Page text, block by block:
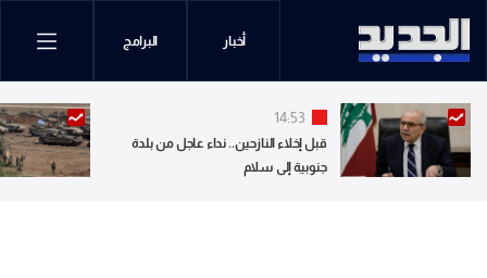
أخبار البرامج
14:53
قبل إخلاء النازحين.. نداء عاجل من بلدة
جنوبية إلى سلام